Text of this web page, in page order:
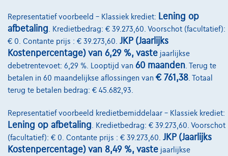
Representatief voorbeeld – Klassiek krediet: Lening op
afbetaling . Kredietbedrag: € 39.273,60. Voorschot (facultatief):
€ 0. Contante prijs : € 39.273,60. JKP (Jaarlijks
Kostenpercentage) van 6,29 %, vaste jaarlijkse
debetrentevoet: 6,29 %. Looptijd van 60 maanden . Terug te
betalen in 60 maandelijkse aflossingen van € 761,38 . Totaal
terug te betalen bedrag: € 45.682,93.
Representatief voorbeeld kredietbemiddelaar – Klassiek krediet:
Lening op afbetaling . Kredietbedrag: € 39.273,60. Voorschot
(facultatief): € 0. Contante prijs : € 39.273,60. JKP (Jaarlijks
Kostenpercentage) van 8,49 %, vaste jaarlijkse
Onze dealers
Onze partners
Onze team
Contact
@2024 TCS Mobility SA/NV Copyright
Algemene Voorwaarden